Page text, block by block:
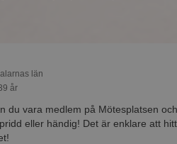
län
år
du vara medlem på Mötesplatsen
eller händig! Det är enklare att